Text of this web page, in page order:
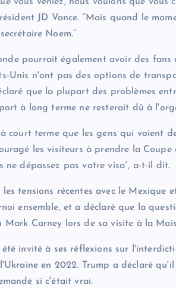
JD Vance. “Mais quand le
Noem.”
pourrait également avoir des
Unis n'ont pas des options de
que la plupart des problèmes
à long terme ne resterait dû à
à court terme que les gens qui voient
les visiteurs à prendre la
ne dépassez pas votre visa”, a-t-il dit.
les tensions récentes avec le
ensemble, et a déclaré que la
Mark Carney lors de sa visite à la
invité à ses réflexions sur
en 2022. Trump a déclaré
si c'était vrai.